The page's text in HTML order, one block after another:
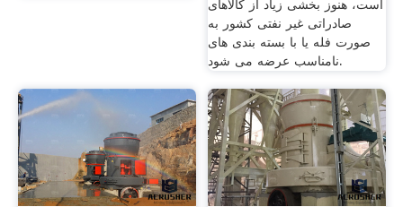
است، هنوز بخشی زیاد از کالاهای
صادراتی غیر نفتی کشور به
صورت فله یا با بسته بندی های
نامناسب عرضه می شود.